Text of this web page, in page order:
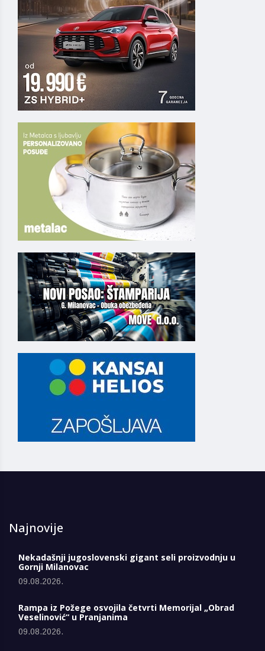
Najnovije
Nekadašnji jugoslovenski gigant seli proizvodnju u
Gornji Milanovac
09.08.2026.
Rampa iz Požege osvojila četvrti Memorijal „Obrad
Veselinović“ u Pranjanima
09.08.2026.